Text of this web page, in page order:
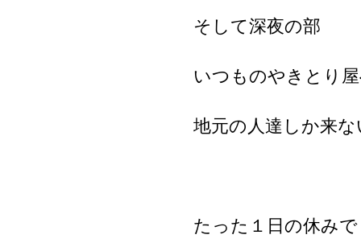
そして深夜の部
いつものやきとり
地元の人達しか来
たった１日の休み